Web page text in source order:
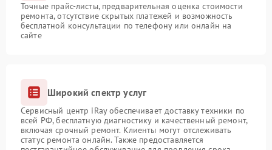
Точные прайс-листы, предварительная оценка стоимости
ремонта, отсутствие скрытых платежей и возможность
бесплатной консультации по телефону или онлайн на
сайте
Широкий спектр услуг
Сервисный центр iRay обеспечивает доставку техники по
всей РФ, бесплатную диагностику и качественный ремонт,
включая срочный ремонт. Клиенты могут отслеживать
статус ремонта онлайн. Также предоставляется